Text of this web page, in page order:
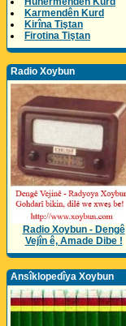
Karmendên Kurd
Kirîna Tiştan
Firotina Tiştan
Radio Xoybun
Radio Xoybun - Dengê
Vejîn ê, Amade Dibe !
Ansîklopedîya Xoybun